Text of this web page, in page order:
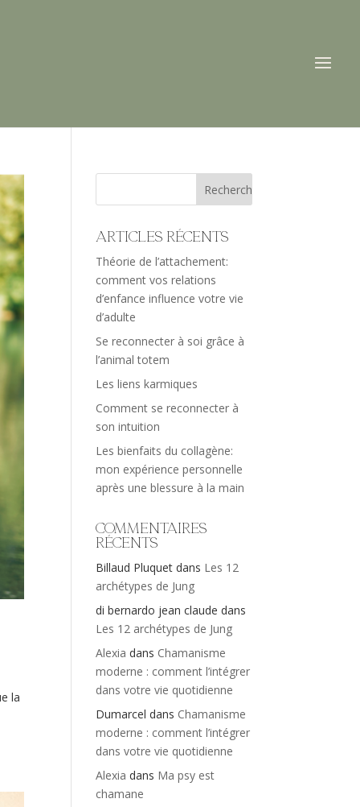
la
Articles récents
Théorie de l’attachement:
comment vos relations
d’enfance influence votre vie
d’adulte
Se reconnecter à soi grâce à
l’animal totem
Les liens karmiques
Comment se reconnecter à
son intuition
Les bienfaits du collagène:
mon expérience personnelle
après une blessure à la main
Commentaires
récents
Billaud Pluquet dans Les 12
archétypes de Jung
di bernardo jean claude dans
Les 12 archétypes de Jung
Alexia dans Chamanisme
moderne : comment l’intégrer
dans votre vie quotidienne
Dumarcel dans Chamanisme
moderne : comment l’intégrer
dans votre vie quotidienne
Alexia dans Ma psy est
chamane